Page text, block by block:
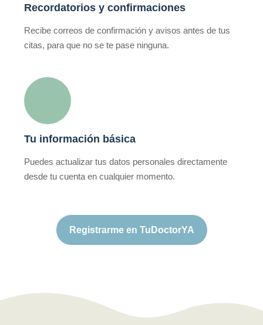
Recordatorios y confirmaciones
Recibe correos de confirmación y avisos antes de tus
citas, para que no se te pase ninguna.
Tu información básica
Puedes actualizar tus datos personales directamente
desde tu cuenta en cualquier momento.
Registrarme en TuDoctorYA